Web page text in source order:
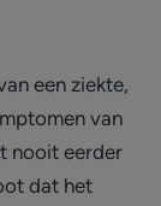
een ziekte,
van
nooit eerder
dat het